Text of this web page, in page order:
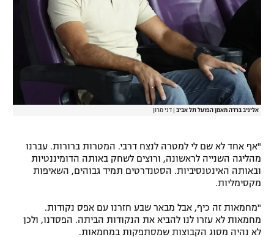
אליניב ברדה מאמן הפועל תל אביב דני מרון
"אף אחד לא שם לי למטרה לנצח דרבי. המטרות ברורות. עברנו
מהליגה השנייה לראשונה, ורוצים לשחק באותה הדומיננטיות
ובאותה האינטנסיביות. הסטנדרטים תמיד גבוהים, השאיפות
מקסימליות.
"מחמאות זה כיף, אבל מבאר שבע חזרנו עם אפס נקודות.
מחמאות לא עזרו לנו להביא את הנקודות הביתה. הפסדנו, ולכן
לא נהיה מסוג הקבוצות שמסתפקות במחמאות.